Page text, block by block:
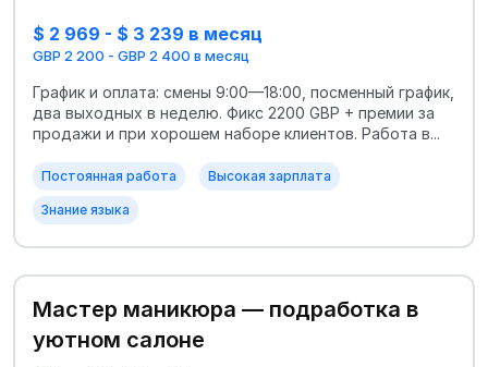
$ 2 969 - $ 3 239 в месяц
GBP 2 200 - GBP 2 400 в месяц
График и оплата: смены 9:00—18:00, посменный график,
два выходных в неделю. Фикс 2200 GBP + премии за
продажи и при хорошем наборе клиентов. Работа в...
Постоянная работа Высокая зарплата
Знание языка
Мастер маникюра — подработка в
уютном салоне